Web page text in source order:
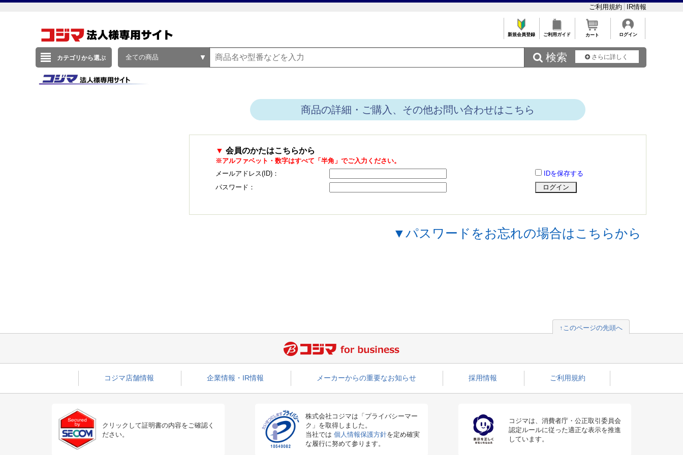
ご利用規約 IR情報
新規会員登録 ご利用ガイド カート ログイン
カテゴリから選ぶ 全ての商品  検索 さらに詳しく
商品の詳細・ご購入、その他お問い合わせはこちら
▼ 会員のかたはこちらから
※アルファベット・数字はすべて「半角」でご入力ください。
メールアドレス(ID)：
IDを保存する
パスワード：
▼パスワードをお忘れの場合はこちらから
↑このページの先頭へ
コジマ店舗情報 企業情報・IR情報 メーカーからの重要なお知らせ 採用情報 ご利用規約
クリックして証明書の内容をご確認く
ださい。
株式会社コジマは「プライバシーマー
ク」を取得しました。
当社では 個人情報保護方針を定め確実
な履行に努めて参ります。
コジマは、消費者庁・公正取引委員会
認定ルールに従った適正な表示を推進
しています。